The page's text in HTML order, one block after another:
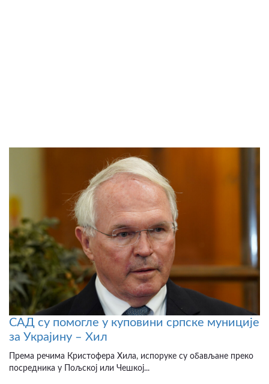
САД су помогле у куповини српске муниције
за Украјину – Хил
Према речима Кристофера Хила, испоруке су обављане преко
посредника у Пољској или Чешкој...